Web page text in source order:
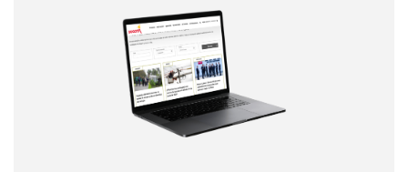
Correo electrónico
Tipo de comentario